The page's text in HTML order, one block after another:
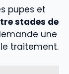
pupes et
stades de
une
traitement.